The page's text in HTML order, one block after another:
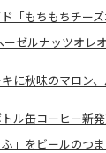
「もちもちチー
ーゼルナッツオレ
に秋味のマロン
ル缶コーヒー新
」をビールのつ